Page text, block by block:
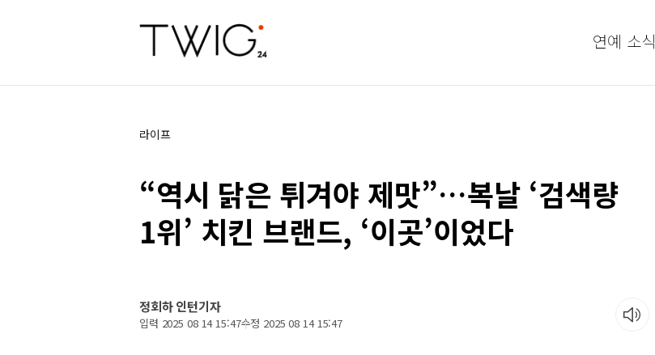
연예 소식
라이프
“역시 닭은 튀겨야 제맛”…복날 ‘검색량
1위’ 치킨 브랜드, ‘이곳’이었다
정회하 인턴기자
입력 2025 08 14 15:47수정 2025 08 14 15:47